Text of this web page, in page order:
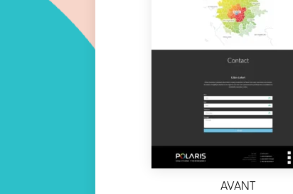
AVANT